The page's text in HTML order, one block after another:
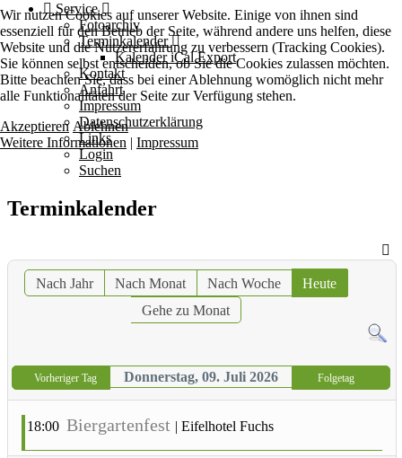
Service
Fotoarchiv
Terminkalender
Kalender iCal Export
Kontakt
Anfahrt
Impressum
Datenschutzerklärung
Links
Login
Suchen
Terminkalender
Nach Jahr Nach Monat Nach Woche
Heute
Gehe zu Monat
Vorheriger Tag Donnerstag, 09. Juli 2026 Folgetag
18:00 Biergartenfest | Eifelhotel Fuchs
Wir nutzen Cookies auf unserer Website. Einige von ihnen sind
essenziell für den Betrieb der Seite, während andere uns helfen, diese
Website und die Nutzererfahrung zu verbessern (Tracking Cookies).
Sie können selbst entscheiden, ob Sie die Cookies zulassen möchten.
Bitte beachten Sie, dass bei einer Ablehnung womöglich nicht mehr
alle Funktionalitäten der Seite zur Verfügung stehen.
Akzeptieren Ablehnen
Weitere Informationen | Impressum